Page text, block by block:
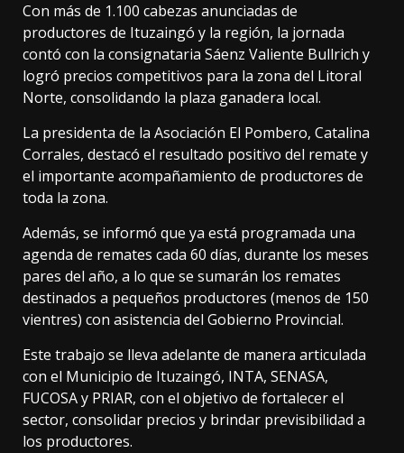
Con más de 1.100 cabezas anunciadas de
productores de Ituzaingó y la región, la jornada
contó con la consignataria Sáenz Valiente Bullrich y
logró precios competitivos para la zona del Litoral
Norte, consolidando la plaza ganadera local.
La presidenta de la Asociación El Pombero, Catalina
Corrales, destacó el resultado positivo del remate y
el importante acompañamiento de productores de
toda la zona.
Además, se informó que ya está programada una
agenda de remates cada 60 días, durante los meses
pares del año, a lo que se sumarán los remates
destinados a pequeños productores (menos de 150
vientres) con asistencia del Gobierno Provincial.
Este trabajo se lleva adelante de manera articulada
con el Municipio de Ituzaingó, INTA, SENASA,
FUCOSA y PRIAR, con el objetivo de fortalecer el
sector, consolidar precios y brindar previsibilidad a
los productores.